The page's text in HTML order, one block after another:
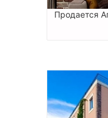
Продается